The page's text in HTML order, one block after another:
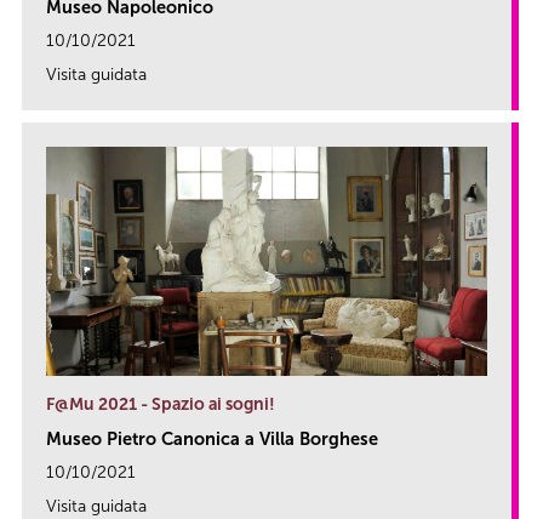
Museo Napoleonico
10/10/2021
Visita guidata
F@Mu 2021 - Spazio ai sogni!
Museo Pietro Canonica a Villa Borghese
10/10/2021
Visita guidata